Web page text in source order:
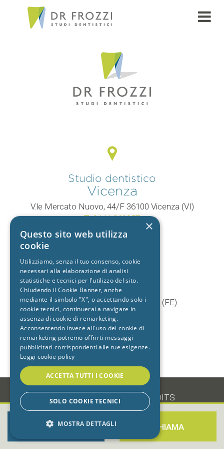
Studio dentistico
Vicenza
V.le Mercato Nuovo, 44/F 36100 Vicenza (VI)
T.0444 960057
+39 392 9402704
Studio dentistico
Cento
Via Baruffaldi, 5/1 44042 Cento (FE)
T.051 903603
+39 333 7722725
•PRIVACY•COOKIE CREDITS
PRENOTA ORA CHIAMA
×
Questo sito web utilizza
cookie
Utilizziamo, senza il tuo consenso, cookie
necessari alla elaborazione di analisi
statistiche e tecnici per l'utilizzo del sito.
Chiudendo il Cookie Banner, anche
mediante il simbolo "X", o accettando solo i
cookie tecnici, continuerai a navigare in
assenza di cookie di remarketing.
Acconsentendo invece all'uso dei cookie di
remarketing potremo offrirti messaggi
pubblicitari corrispondenti alle tue esigenze.
Leggi cookie policy
ACCETTA TUTTI I COOKIE
SOLO COOKIE TECNICI
MOSTRA DETTAGLI
STRETTAMENTE NECESSARI